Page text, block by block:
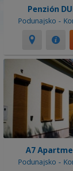
Penzión
Podunajsko -
A7
Podunajsko -